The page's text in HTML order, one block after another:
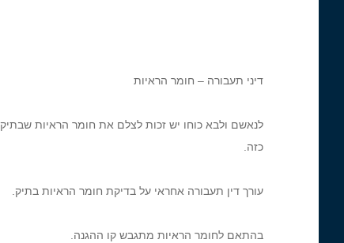
דיני תעבורה – חומר הראיות
לנאשם ולבא כוחו יש זכות לצלם את חומר הראיות
כזה.
עורך דין תעבורה אחראי על בדיקת חומר הראיות בתיק.
בהתאם לחומר הראיות מתגבש קו ההגנה.